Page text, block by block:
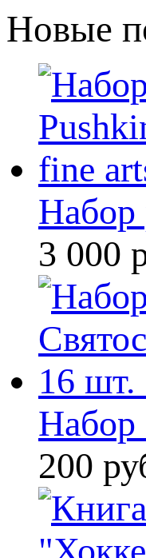
Новые
Набор
3 000
Набор
200